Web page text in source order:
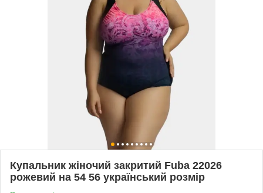
Купальник жіночий закритий Fuba 22026
рожевий на 54 56 український розмір